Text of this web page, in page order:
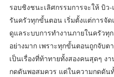
รอบชิงชนะเลิศกรรมการจะให้ บิว
รันครัวทุกขั้นตอน เริ่มตั้งแต่การจัด
ดูแลระบบการทำงานภายในครัวทุ
อย่างมาก เพราะทุกขั้นตอนถูกจับต
เป็นเรื่องที่ท้าทายทั้งสองคนสุดๆ ง
กดดันพอสมควร แต่ในความกดดัน